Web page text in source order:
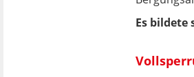
Es bildete